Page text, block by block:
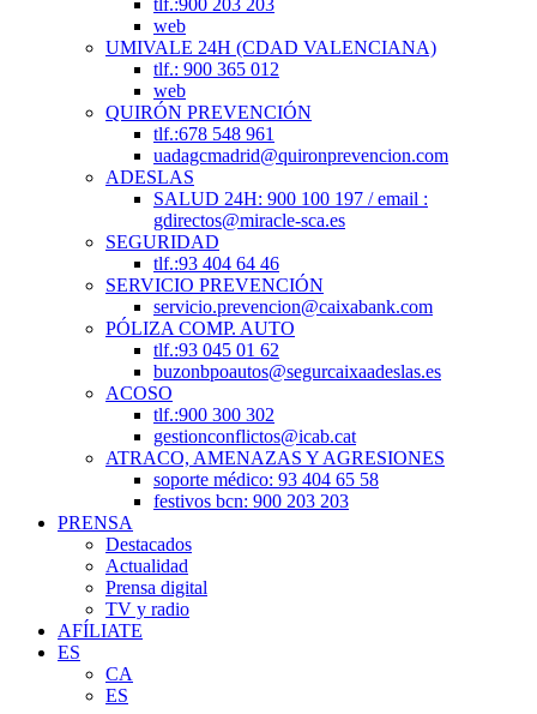
tlf.:900 203 203
web
UMIVALE 24H (CDAD VALENCIANA)
tlf.: 900 365 012
web
QUIRÓN PREVENCIÓN
tlf.:678 548 961
uadagcmadrid@quironprevencion.com
ADESLAS
SALUD 24H: 900 100 197 / email :
gdirectos@miracle-sca.es
SEGURIDAD
tlf.:93 404 64 46
SERVICIO PREVENCIÓN
servicio.prevencion@caixabank.com
PÓLIZA COMP. AUTO
tlf.:93 045 01 62
buzonbpoautos@segurcaixaadeslas.es
ACOSO
tlf.:900 300 302
gestionconflictos@icab.cat
ATRACO, AMENAZAS Y AGRESIONES
soporte médico: 93 404 65 58
festivos bcn: 900 203 203
PRENSA
Destacados
Actualidad
Prensa digital
TV y radio
AFÍLIATE
ES
CA
ES